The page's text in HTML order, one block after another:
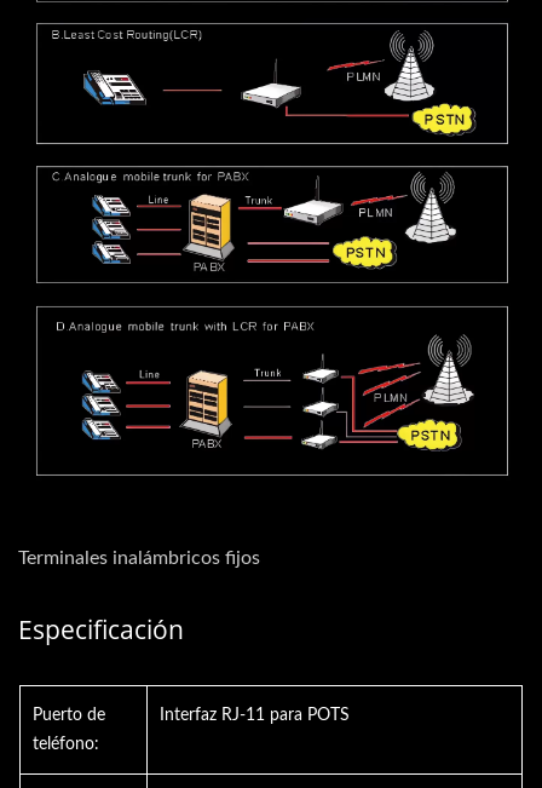
Terminales inalámbricos fijos
Especificación
Puerto de
teléfono:
Interfaz RJ-11 para POTS